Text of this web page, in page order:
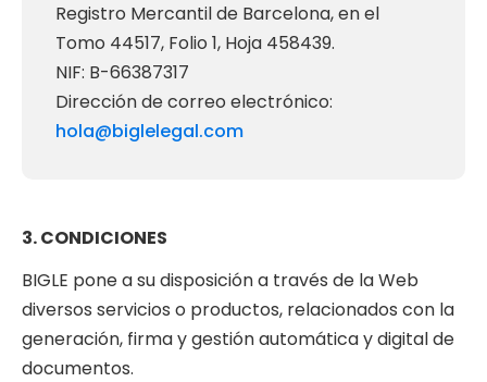
Registro Mercantil de Barcelona, en el
Tomo 44517, Folio 1, Hoja 458439.
NIF: B-66387317
Dirección de correo electrónico:
hola@biglelegal.com
3. CONDICIONES
BIGLE pone a su disposición a través de la Web
diversos servicios o productos, relacionados con la
generación, firma y gestión automática y digital de
documentos.